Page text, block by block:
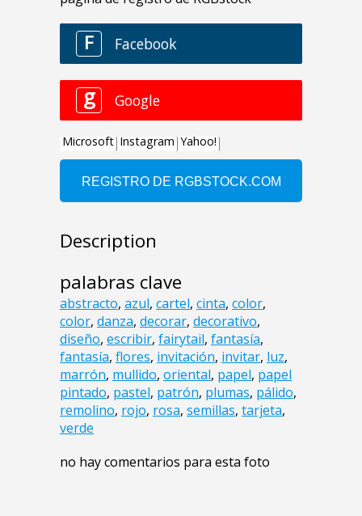
Description
palabras clave
abstracto, azul, cartel, cinta, color,
color, danza, decorar, decorativo,
diseño, escribir, fairytail, fantasía,
fantasía, flores, invitación, invitar, luz,
marrón, mullido, oriental, papel, papel
pintado, pastel, patrón, plumas, pálido,
remolino, rojo, rosa, semillas, tarjeta,
verde
no hay comentarios para esta foto